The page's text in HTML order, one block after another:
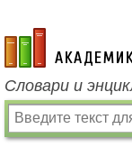
academic.ru
Словари и